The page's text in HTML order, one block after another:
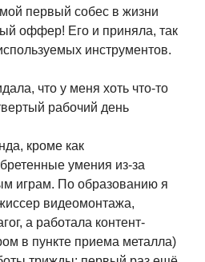
первый собес в жизни
оффер! Его и приняла, так
инструментов.
что у меня хоть что-то
рабочий день
кроме как
умения из-за
играм. По образованию я
видеомонтажа,
а работала контент-
в пункте приема металла)
VK-видео